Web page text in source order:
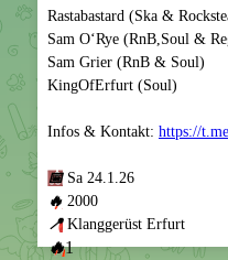
Rastabastard (Ska &
Sam O‘Rye (RnB,Soul &
Sam Grier (RnB & Soul)
KingOfErfurt (Soul)
Infos & Kontakt: https://
📅Sa 24.1.26
🔥 2000
📍Klanggerüst Erfurt
🔥1